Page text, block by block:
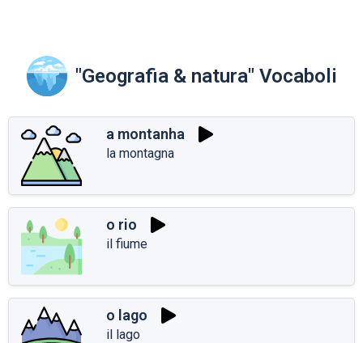
"Geografia & natura" Vocaboli
a montanha
la montagna
o rio
il fiume
o lago
il lago